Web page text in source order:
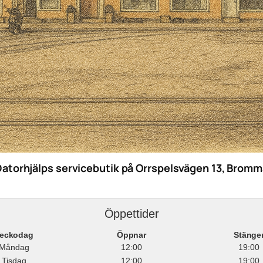
servicebutik på Orrspelsvägen 13,
Öppettider
Öppnar
12:00
19:00
Tisdag
12:00 19:00